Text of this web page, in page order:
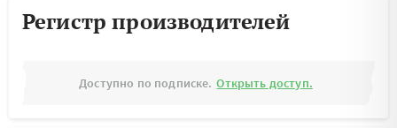
Регистр производителей
Доступно по подписке. Открыть доступ.